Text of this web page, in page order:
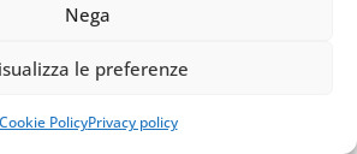
Nega
le preferenze
Cookie PolicyPrivacy policy
eredi
riguarda i contribuenti